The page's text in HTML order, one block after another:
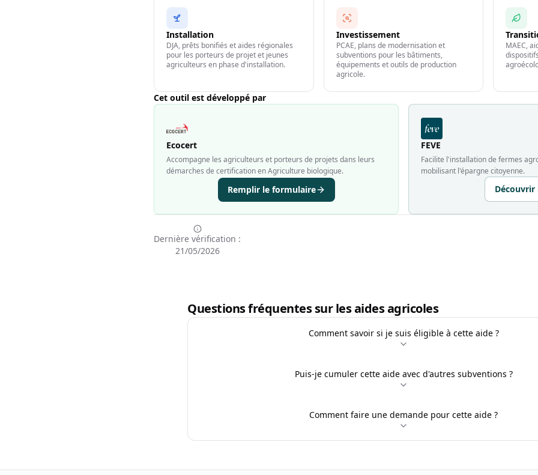
Installation
DJA, prêts bonifiés et aides régionales
pour les porteurs de projet et jeunes
agriculteurs en phase d'installation.
Investissement
PCAE, plans de modernisation et
subventions pour les bâtiments,
équipements et outils de production
agricole.
MAEC,
Cet outil est développé par
Ecocert
Accompagne les agriculteurs et porteurs de projets dans leurs
démarches de certification en Agriculture biologique.
Remplir le formulaire
FEVE
Facilite l'installation de fermes
mobilisant l'épargne citoyenne.
Découvrir
Dernière vérification :
21/05/2026
Questions fréquentes sur les aides agricoles
Comment savoir si je suis éligible à cette aide ?
Puis-je cumuler cette aide avec d'autres subventions ?
Comment faire une demande pour cette aide ?